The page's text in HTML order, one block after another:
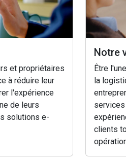
et propriétaires
à réduire leur
l'expérience
de leurs
solutions e-
Notre
Être
la
clients